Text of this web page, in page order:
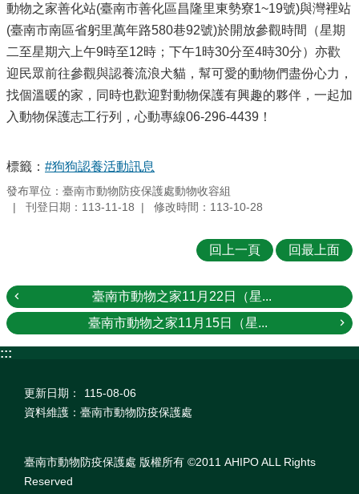
犬
病
專
區
禽
流
區
犬
貓
人
事
物
之
表
格
下
動物之家善化站(臺南市善化區昌隆里東勢寮1~19號)與灣裡站
(臺南市南區省躬里萬年路580巷92號)於開放參觀時間（星期
二至星期六上午9時至12時；下午1時30分至4時30分）亦歡
迎民眾前往參觀與認養流浪犬貓，幫可愛的動物們盡份心力，
找個溫暖的家，同時也歡迎對動物保護有興趣的夥伴，一起加
入動物保護志工行列，心動專線06-296-4439！
標籤： #狗狗認養活動訊息
發布單位：臺南市動物防疫保護處動物收容組
刊登日期：113-11-18
修改時間：113-10-28
回上一頁 回最上面
臺南市動物之家11月22日（星...
臺南市動物之家11月15日（星...
:::
更新日期：
115-08-06
資料維護：臺南市動物防疫保護處
臺南市動物防疫保護處 版權所有 ©2011 AHIPO ALL Rights
Reserved